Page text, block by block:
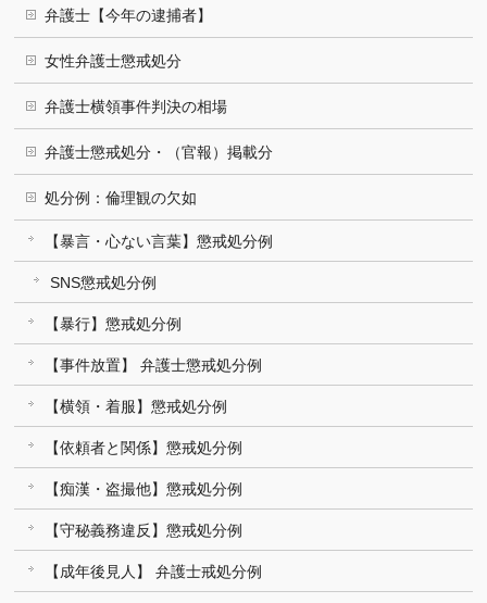
弁護士【今年の逮捕者】
女性弁護士懲戒処分
弁護士横領事件判決の相場
弁護士懲戒処分・（官報）掲載分
処分例：倫理観の欠如
【暴言・心ない言葉】懲戒処分例
SNS懲戒処分例
【暴行】懲戒処分例
【事件放置】 弁護士懲戒処分例
【横領・着服】懲戒処分例
【依頼者と関係】懲戒処分例
【痴漢・盗撮他】懲戒処分例
【守秘義務違反】懲戒処分例
【成年後見人】 弁護士戒処分例